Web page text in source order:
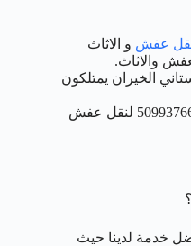
عفش و الاثاث
والاثاث.
الخيران يمتلكون
كما يمكنكم التواصل معنا عبر 50993766 لنقل عفش
خدمة لدينا حيث